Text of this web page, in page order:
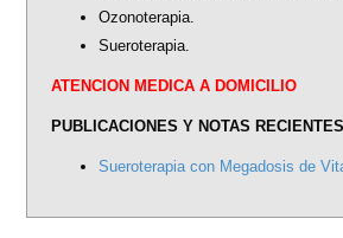
Ozonoterapia.
Sueroterapia.
ATENCION MEDICA A DOMICILIO
PUBLICACIONES Y NOTAS RECIENTES
Sueroterapia con Megadosis de